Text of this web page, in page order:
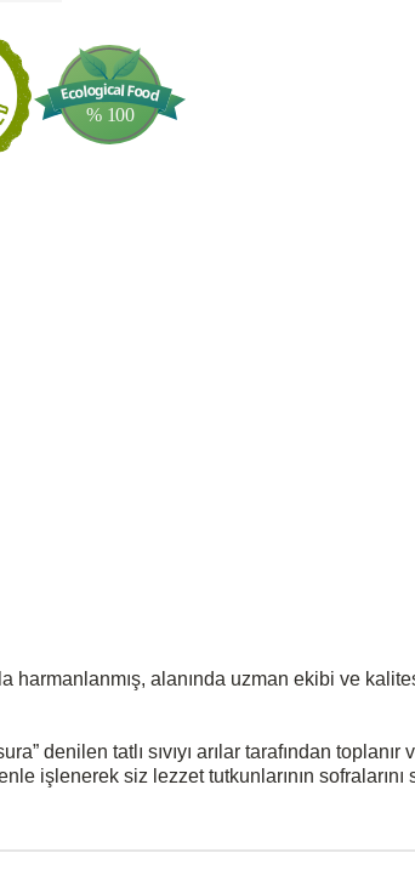
alanında uzman ekibi ve
denilen tatlı sıvıyı arılar tarafından
işlenerek siz lezzet tutkunlarının sofralarını